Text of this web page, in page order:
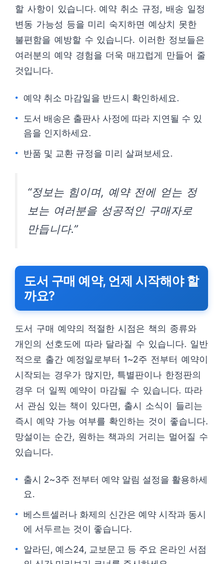
할 사항이 있습니다. 예약 취소 규정, 배송 일정
변동 가능성 등을 미리 숙지하면 예상치 못한
불편함을 예방할 수 있습니다. 이러한 정보들은
여러분의 예약 경험을 더욱 매끄럽게 만들어 줄
것입니다.
예약 취소 마감일을 반드시 확인하세요.
도서 배송은 출판사 사정에 따라 지연될 수 있
음을 인지하세요.
반품 및 교환 규정을 미리 살펴보세요.
“정보는 힘이며, 예약 전에 얻는 정
보는 여러분을 성공적인 구매자로
만듭니다.”
도서 구매 예약, 언제 시작해야 할
까요?
도서 구매 예약의 적절한 시점은 책의 종류와
개인의 선호도에 따라 달라질 수 있습니다. 일반
적으로 출간 예정일로부터 1~2주 전부터 예약이
시작되는 경우가 많지만, 특별판이나 한정판의
경우 더 일찍 예약이 마감될 수 있습니다. 따라
서 관심 있는 책이 있다면, 출시 소식이 들리는
즉시 예약 가능 여부를 확인하는 것이 좋습니다.
망설이는 순간, 원하는 책과의 거리는 멀어질 수
있습니다.
출시 2~3주 전부터 예약 알림 설정을 활용하세
요.
베스트셀러나 화제의 신간은 예약 시작과 동시
에 서두르는 것이 좋습니다.
알라딘, 예스24, 교보문고 등 주요 온라인 서점